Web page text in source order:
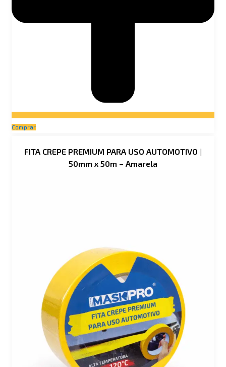
Comprar
FITA CREPE PREMIUM PARA USO AUTOMOTIVO |
50mm x 50m – Amarela